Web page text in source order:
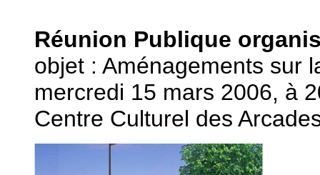
Réunion Publique
objet : Aménagements sur
mercredi 15 mars 2006, à
Centre Culturel des